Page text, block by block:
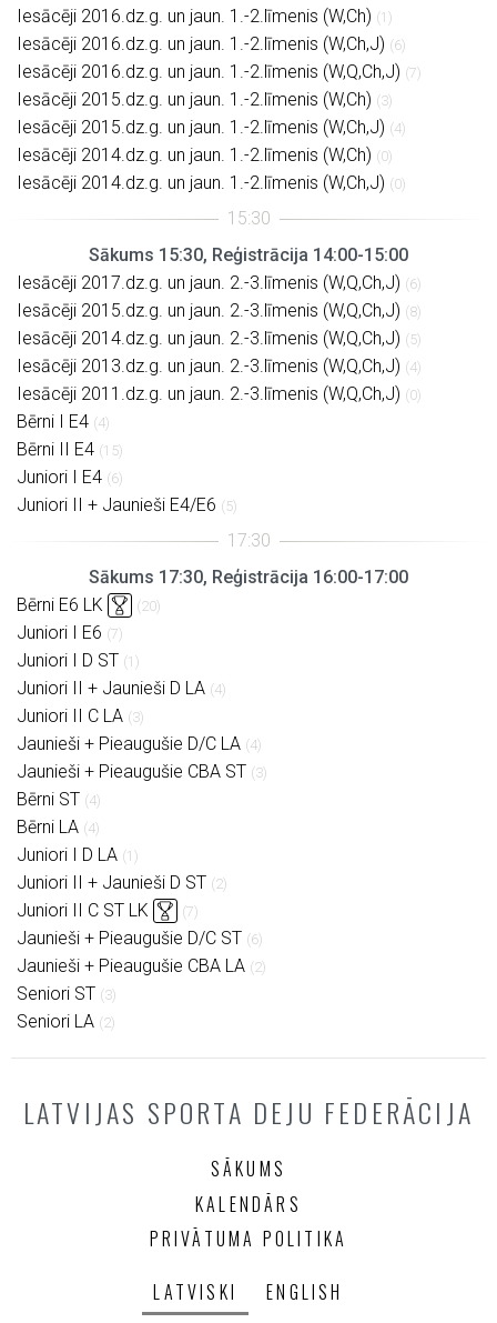
Iesācēji 2016.dz.g. un jaun. 1.-2.līmenis (W,Ch) (1)
Iesācēji 2016.dz.g. un jaun. 1.-2.līmenis (W,Ch,J) (6)
Iesācēji 2016.dz.g. un jaun. 1.-2.līmenis (W,Q,Ch,J) (7)
Iesācēji 2015.dz.g. un jaun. 1.-2.līmenis (W,Ch) (3)
Iesācēji 2015.dz.g. un jaun. 1.-2.līmenis (W,Ch,J) (4)
Iesācēji 2014.dz.g. un jaun. 1.-2.līmenis (W,Ch) (0)
Iesācēji 2014.dz.g. un jaun. 1.-2.līmenis (W,Ch,J) (0)
Sākums 15:30, Reģistrācija 14:00-15:00
Iesācēji 2017.dz.g. un jaun. 2.-3.līmenis (W,Q,Ch,J) (6)
Iesācēji 2015.dz.g. un jaun. 2.-3.līmenis (W,Q,Ch,J) (8)
Iesācēji 2014.dz.g. un jaun. 2.-3.līmenis (W,Q,Ch,J) (5)
Iesācēji 2013.dz.g. un jaun. 2.-3.līmenis (W,Q,Ch,J) (4)
Iesācēji 2011.dz.g. un jaun. 2.-3.līmenis (W,Q,Ch,J) (0)
Bērni I E4 (4)
Bērni II E4 (15)
Juniori I E4 (6)
Juniori II + Jaunieši E4/E6 (5)
Sākums 17:30, Reģistrācija 16:00-17:00
Bērni E6 LK
(20)
Juniori I E6 (7)
Juniori I D ST (1)
Juniori II + Jaunieši D LA (4)
Juniori II C LA (3)
Jaunieši + Pieaugušie D/C LA (4)
Jaunieši + Pieaugušie CBA ST (3)
Bērni ST (4)
Bērni LA (4)
Juniori I D LA (1)
Juniori II + Jaunieši D ST (2)
Juniori II C ST LK (7)
Jaunieši + Pieaugušie D/C ST (6)
Jaunieši + Pieaugušie CBA LA (2)
Seniori ST (3)
Seniori LA (2)
LATVIJAS SPORTA DEJU FEDERĀCIJA
SĀKUMS
KALENDĀRS
PRIVĀTUMA POLITIKA
LATVISKI ENGLISH